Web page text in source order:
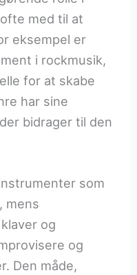
med til at
eksempel er
i rockmusik,
for at skabe
har sine
bidrager til den
som
mens
og
og
Den måde,